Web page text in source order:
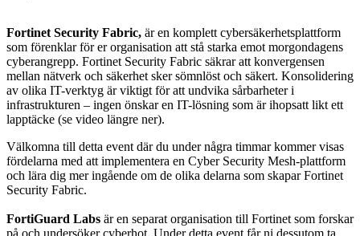
Fortinet Security Fabric, är en komplett cybersäkerhetsplattform
som förenklar för er organisation att stå starka emot morgondagens
cyberangrepp. Fortinet Security Fabric säkrar att konvergensen
mellan nätverk och säkerhet sker sömnlöst och säkert. Konsolidering
av olika IT-verktyg är viktigt för att undvika sårbarheter i
infrastrukturen – ingen önskar en IT-lösning som är ihopsatt likt ett
lapptäcke (se video längre ner).
Välkomna till detta event där du under några timmar kommer visas
fördelarna med att implementera en Cyber Security Mesh-plattform
och lära dig mer ingående om de olika delarna som skapar Fortinet
Security Fabric.
FortiGuard Labs är en separat organisation till Fortinet som forskar
på och undersöker cyberhot. Under detta event får ni dessutom ta